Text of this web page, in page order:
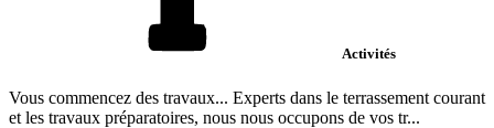
Activités
Vous commencez des travaux... Experts dans le terrassement courant
et les travaux préparatoires, nous nous occupons de vos tr...